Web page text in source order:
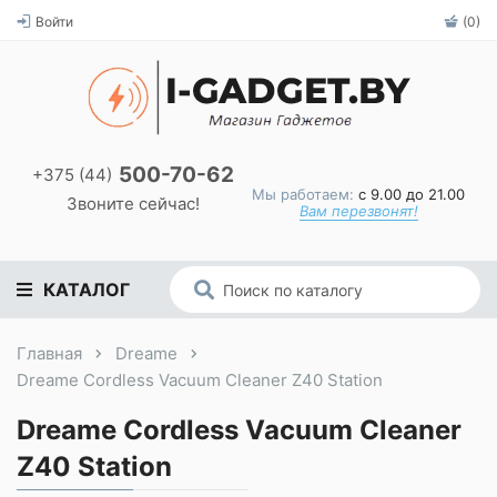
Войти (0)
+375 (44) 500-70-62
Звоните сейчас! Мы работаем: с 9.00 до 21.00
Вам перезвонят!
КАТАЛОГ
Главная
Dreame
Dreame Cordless Vacuum Cleaner Z40 Station
Dreame Cordless Vacuum Cleaner
Z40 Station